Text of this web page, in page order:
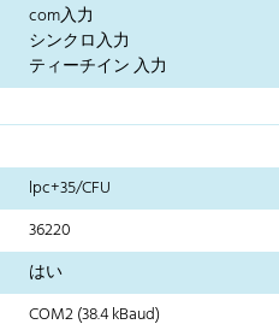
com入力
シンクロ入力
ティーチイン 入力
lpc+35/CFU
36220
はい
COM2 (38.4 kBaud)